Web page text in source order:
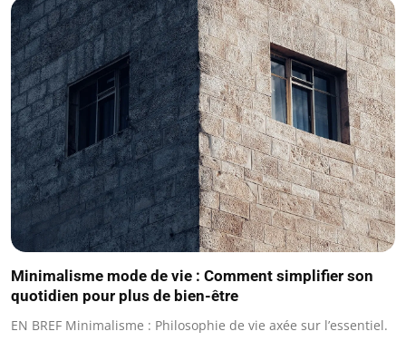
Minimalisme mode de vie : Comment simplifier son
quotidien pour plus de bien-être
EN BREF Minimalisme : Philosophie de vie axée sur l’essentiel.